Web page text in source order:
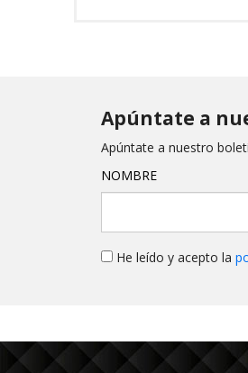
Apúntate a
Apúntate a nuestro
NOMBRE
He leído y acepto la